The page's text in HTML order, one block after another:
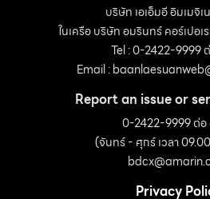
บริษัท เอเอ็มอี อิมเมจิ
ในเครือ บริษัท อมรินทร์ คอร์เปอ
Tel : 0-2422-9999
Email :
Report an issue or
0-2422-9999 ต่อ
(จันทร์ - ศุกร์ เวลา
Privacy